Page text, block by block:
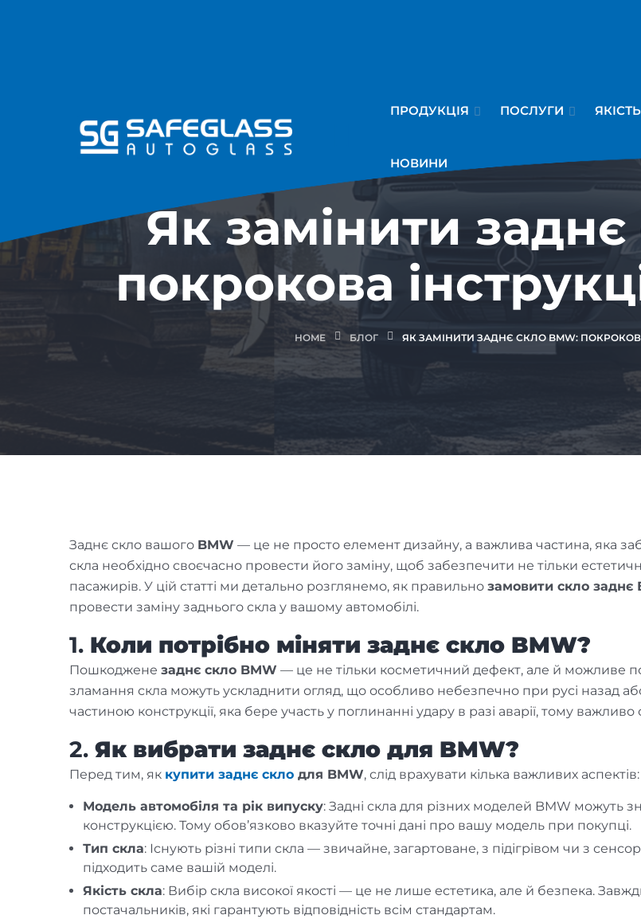
ПРОДУКЦІЯ ПОСЛУГИ ЯКІСТЬ
НОВИНИ
Як замінити
покрокова
HOME БЛОГ ЯК ЗАМІНИТИ ЗАДНЄ СКЛО BMW:
Заднє скло вашого BMW — це не просто елемент дизайну, а важлива частина, яка
скла необхідно своєчасно провести його заміну, щоб забезпечити не тільки
пасажирів. У цій статті ми детально розглянемо, як правильно замовити скло
провести заміну заднього скла у вашому автомобілі.
1. Коли потрібно міняти заднє скло BMW?
Пошкоджене заднє скло BMW — це не тільки косметичний дефект, але й можливе
зламання скла можуть ускладнити огляд, що особливо небезпечно при русі назад
частиною конструкції, яка бере участь у поглинанні удару в разі аварії, тому
2. Як вибрати заднє скло для BMW?
Перед тим, як купити заднє скло для BMW, слід врахувати кілька важливих аспектів:
Модель автомобіля та рік випуску: Задні скла для різних моделей BMW можуть
конструкцією. Тому обов’язково вказуйте точні дані про вашу модель при покупці.
Тип скла: Існують різні типи скла — звичайне, загартоване, з підігрівом чи з
підходить саме вашій моделі.
Якість скла: Вибір скла високої якості — це не лише естетика, але й безпека.
постачальників, які гарантують відповідність всім стандартам.